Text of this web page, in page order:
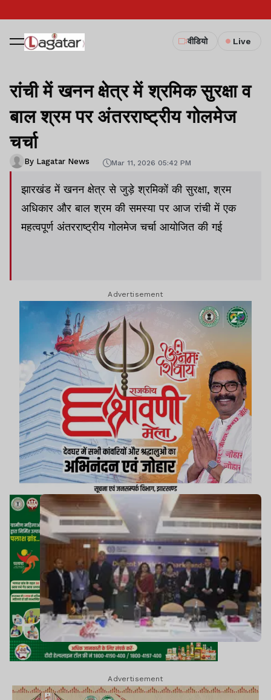
वीडियो Live
रांची में खनन क्षेत्र में श्रमिक सुरक्षा व
बाल श्रम पर अंतरराष्ट्रीय गोलमेज
चर्चा
By Lagatar News Mar 11, 2026 05:42 PM
झारखंड में खनन क्षेत्र से जुड़े श्रमिकों की सुरक्षा, श्रम
अधिकार और बाल श्रम की समस्या पर आज रांची में एक
महत्वपूर्ण अंतरराष्ट्रीय गोलमेज चर्चा आयोजित की गई
Advertisement
Advertisement